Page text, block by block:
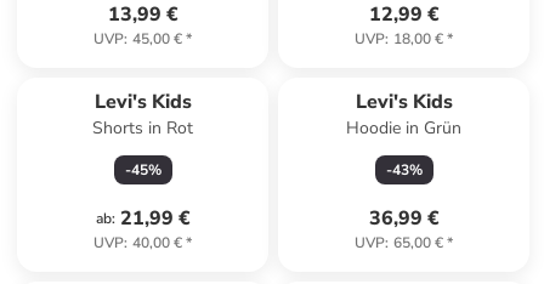
13,99 €
UVP: 45,00 €*
12,99 €
UVP: 18,00 €*
Levi's Kids
Shorts in Rot
-45%
ab: 21,99 €
UVP: 40,00 €*
Levi's Kids
Hoodie in Grün
-43%
36,99 €
UVP: 65,00 €*